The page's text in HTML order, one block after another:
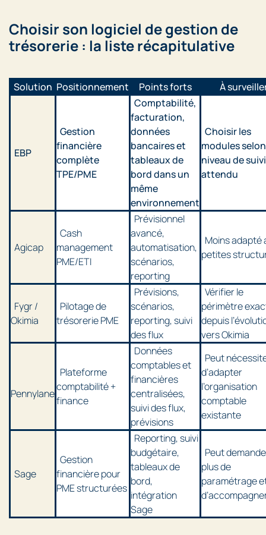
Choisir son logiciel de gestion de
trésorerie : la liste récapitulative
Solution Positionnement Points forts À
EBP
Gestion
financière
complète
TPE/PME
Comptabilité,
facturation,
données
bancaires et
tableaux de
bord dans un
même
environnement
Choisir les
modules
niveau de suivi
attendu
Agicap
Cash
management
PME/ETI
Prévisionnel
avancé,
automatisation,
scénarios,
reporting
Moins adapté
petites
Fygr /
Okimia
Pilotage de
trésorerie PME
Prévisions,
scénarios,
reporting, suivi
des flux
Vérifier le
périmètre
depuis
vers Okimia
Pennylane
Plateforme
comptabilité +
finance
Données
comptables et
financières
centralisées,
suivi des flux,
prévisions
Peut
d’adapter
l’organisation
comptable
existante
Sage
Gestion
financière pour
PME structurées
Reporting, suivi
budgétaire,
tableaux de
bord,
intégration
Sage
Peut
plus de
paramétrage